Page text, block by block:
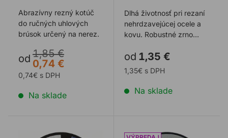
Abrazívny rezný kotúč
do ručných uhlových
brúsok určený na nerez.
od 1,85 €
0,74 €
0,74€ s DPH
Na sklade
Dlhá životnosť pri rezaní
nehrdzavejúcej ocele a
kovu. Robustné zrno
dlhotr ...
od 1,35 €
1,35€ s DPH
Na sklade
Rezný kotúč BOSCH MultiConstruction na nerez,
Rezný kotúč BOSCH